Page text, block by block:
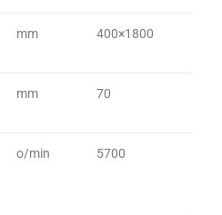
mm 400×1800
mm 70
o/min 5700